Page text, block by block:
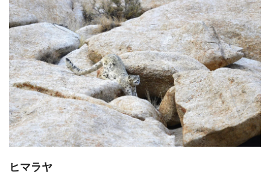
ヒマラヤ